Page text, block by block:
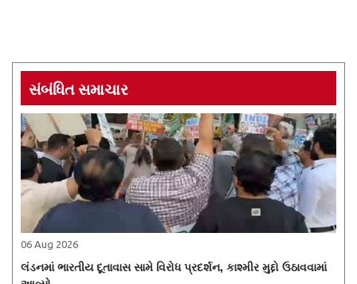
સંબંધિત સમાચાર
06 Aug 2026
લંડનમાં ભારતીય દૂતાવાસ સામે વિરોધ પ્રદર્શન, કાશ્મીર મુદ્દો ઉઠાવવામાં